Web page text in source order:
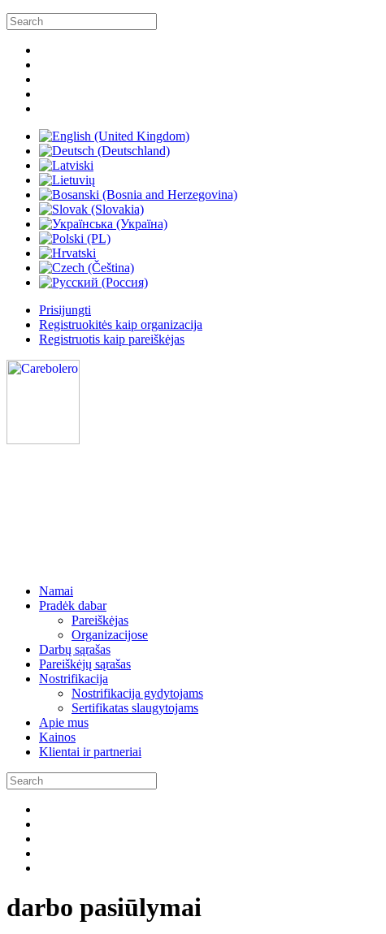
Prisijungti
Registruokitės kaip organizacija
Registruotis kaip pareiškėjas
Namai
Pradėk dabar
Pareiškėjas
Organizacijose
Darbų sąrašas
Pareiškėjų sąrašas
Nostrifikacija
Nostrifikacija gydytojams
Sertifikatas slaugytojams
Apie mus
Kainos
Klientai ir partneriai
darbo pasiūlymai